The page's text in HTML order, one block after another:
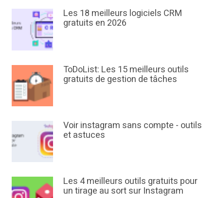
Les 18 meilleurs logiciels CRM
gratuits en 2026
ToDoList: Les 15 meilleurs outils
gratuits de gestion de tâches
Voir instagram sans compte - outils
et astuces
Les 4 meilleurs outils gratuits pour
un tirage au sort sur Instagram